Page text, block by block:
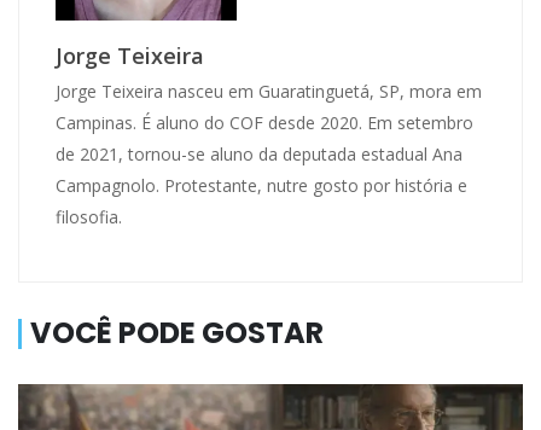
Jorge Teixeira
Jorge Teixeira nasceu em Guaratinguetá, SP, mora em
Campinas. É aluno do COF desde 2020. Em setembro
de 2021, tornou-se aluno da deputada estadual Ana
Campagnolo. Protestante, nutre gosto por história e
filosofia.
VOCÊ PODE GOSTAR